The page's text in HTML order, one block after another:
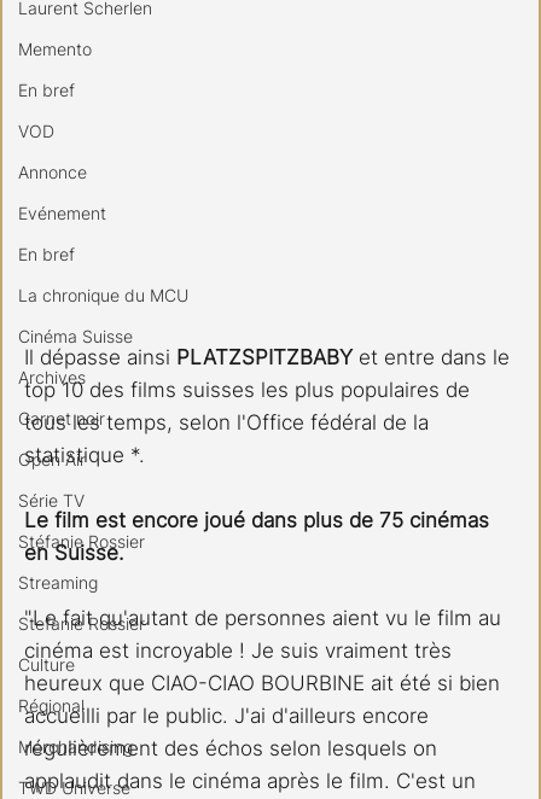
Laurent Scherlen
Memento
En bref
VOD
Annonce
Evénement
En bref
La chronique du MCU
Cinéma Suisse
Archives
Carnet noir
Open Air
Série TV
Stéfanie Rossier
Streaming
Stefanie Rossier
Culture
Régional
Merchandising
TWD Universe
Il dépasse ainsi PLATZSPITZBABY et entre dans le
top 10 des films suisses les plus populaires de
tous les temps, selon l'Office fédéral de la
statistique *.
Le film est encore joué dans plus de 75 cinémas
en Suisse.
"Le fait qu'autant de personnes aient vu le film au
cinéma est incroyable ! Je suis vraiment très
heureux que CIAO-CIAO BOURBINE ait été si bien
accueilli par le public. J'ai d'ailleurs encore
régulièrement des échos selon lesquels on
applaudit dans le cinéma après le film. C'est un